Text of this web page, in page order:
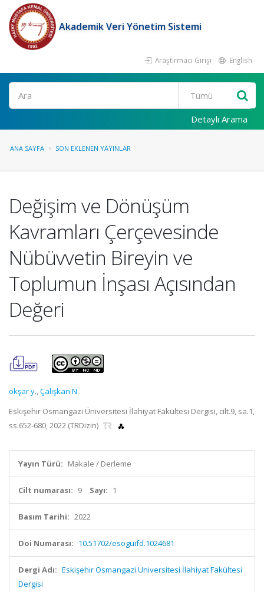
Akademik Veri Yönetim Sistemi
Araştırmacı Girişi English
Ara
Detaylı Arama
ANA SAYFA SON EKLENEN YAYINLAR
Değişim ve Dönüşüm
Kavramları Çerçevesinde
Nübüvvetin Bireyin ve
Toplumun İnşası Açısından
Değeri
okşar y.,Çalışkan N.
Eskişehir Osmangazi Üniversitesi İlahiyat Fakültesi Dergisi, cilt.9, sa.1,
ss.652-680, 2022 (TRDizin)
Yayın Türü: Makale / Derleme
Cilt numarası: 9 Sayı: 1
Basım Tarihi: 2022
Doi Numarası: 10.51702/esoguifd.1024681
Dergi Adı: Eskişehir Osmangazi Üniversitesi İlahiyat Fakültesi
Dergisi